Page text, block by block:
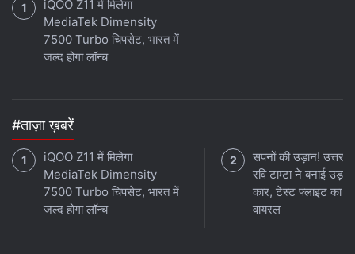
iQOO Z11 में मिलेगा
MediaTek Dimensity
7500 Turbo चिपसेट, भारत में
जल्द होगा लॉन्च
#ताज़ा ख़बरें
iQOO Z11 में मिलेगा
MediaTek Dimensity
7500 Turbo चिपसेट, भारत में
जल्द होगा लॉन्च
सपनों की उड़ान!
रवि टाम्टा ने बनाई उड़ने
कार, टेस्ट फ्लाइट का
वायरल